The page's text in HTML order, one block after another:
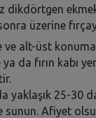
dikdörtgen
üzerine
alt-üst konuma
da fırın kabı
yaklaşık 25-30
sunun. Afiyet